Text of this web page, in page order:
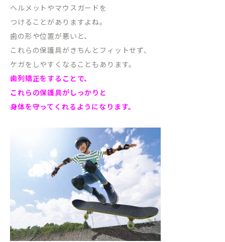
ヘルメットやマウスガードを
つけることがありますよね。
歯の形や位置が悪いと、
これらの保護具がきちんとフィットせず、
ケガをしやすくなることもあります。
歯列矯正をすることで、
これらの保護具がしっかりと
身体を守ってくれるようになります。